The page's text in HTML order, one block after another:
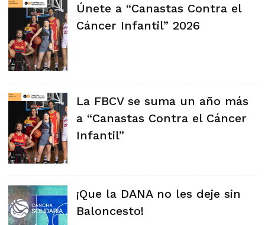
Únete a “Canastas Contra el
Cáncer Infantil” 2026
La FBCV se suma un año más
a “Canastas Contra el Cáncer
Infantil”
¡Que la DANA no les deje sin
Baloncesto!